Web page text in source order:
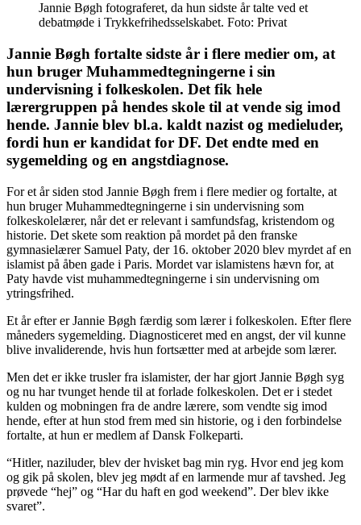
Jannie Bøgh fotograferet, da hun sidste år talte ved et
debatmøde i Trykkefrihedsselskabet. Foto: Privat
Jannie Bøgh fortalte sidste år i flere medier om, at
hun bruger Muhammedtegningerne i sin
undervisning i folkeskolen. Det fik hele
lærergruppen på hendes skole til at vende sig imod
hende. Jannie blev bl.a. kaldt nazist og medieluder,
fordi hun er kandidat for DF. Det endte med en
sygemelding og en angstdiagnose.
For et år siden stod Jannie Bøgh frem i flere medier og fortalte, at
hun bruger Muhammedtegningerne i sin undervisning som
folkeskolelærer, når det er relevant i samfundsfag, kristendom og
historie. Det skete som reaktion på mordet på den franske
gymnasielærer Samuel Paty, der 16. oktober 2020 blev myrdet af en
islamist på åben gade i Paris. Mordet var islamistens hævn for, at
Paty havde vist muhammedtegningerne i sin undervisning om
ytringsfrihed.
Et år efter er Jannie Bøgh færdig som lærer i folkeskolen. Efter flere
måneders sygemelding. Diagnosticeret med en angst, der vil kunne
blive invaliderende, hvis hun fortsætter med at arbejde som lærer.
Men det er ikke trusler fra islamister, der har gjort Jannie Bøgh syg
og nu har tvunget hende til at forlade folkeskolen. Det er i stedet
kulden og mobningen fra de andre lærere, som vendte sig imod
hende, efter at hun stod frem med sin historie, og i den forbindelse
fortalte, at hun er medlem af Dansk Folkeparti.
“Hitler, naziluder, blev der hvisket bag min ryg. Hvor end jeg kom
og gik på skolen, blev jeg mødt af en larmende mur af tavshed. Jeg
prøvede “hej” og “Har du haft en god weekend”. Der blev ikke
svaret”.